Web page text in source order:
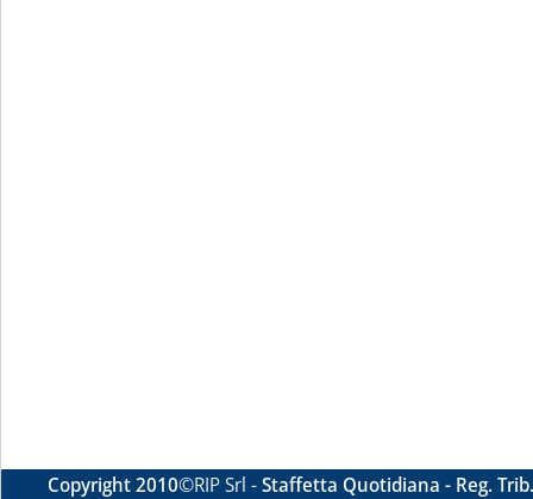
Copyright 2010©RIP Srl -Staffetta Quotidiana - Reg.